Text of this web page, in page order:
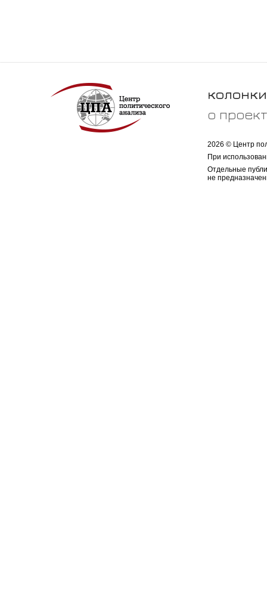
колонки
о
2026 © Центр
При
Отдельные
не